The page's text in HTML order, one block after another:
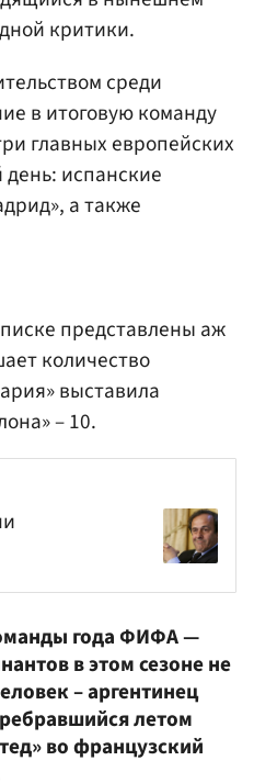
критики.
среди
в итоговую команду
главных европейских
испанские
а также
представлены аж
количество
выставила
– 10.
года ФИФА —
в этом сезоне не
– аргентинец
летом
во французский